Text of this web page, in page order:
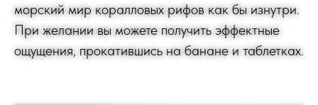
морский мир коралловых рифов как бы изнутри.
При желании вы можете получить эффектные
ощущения, прокатившись на банане и таблетках.